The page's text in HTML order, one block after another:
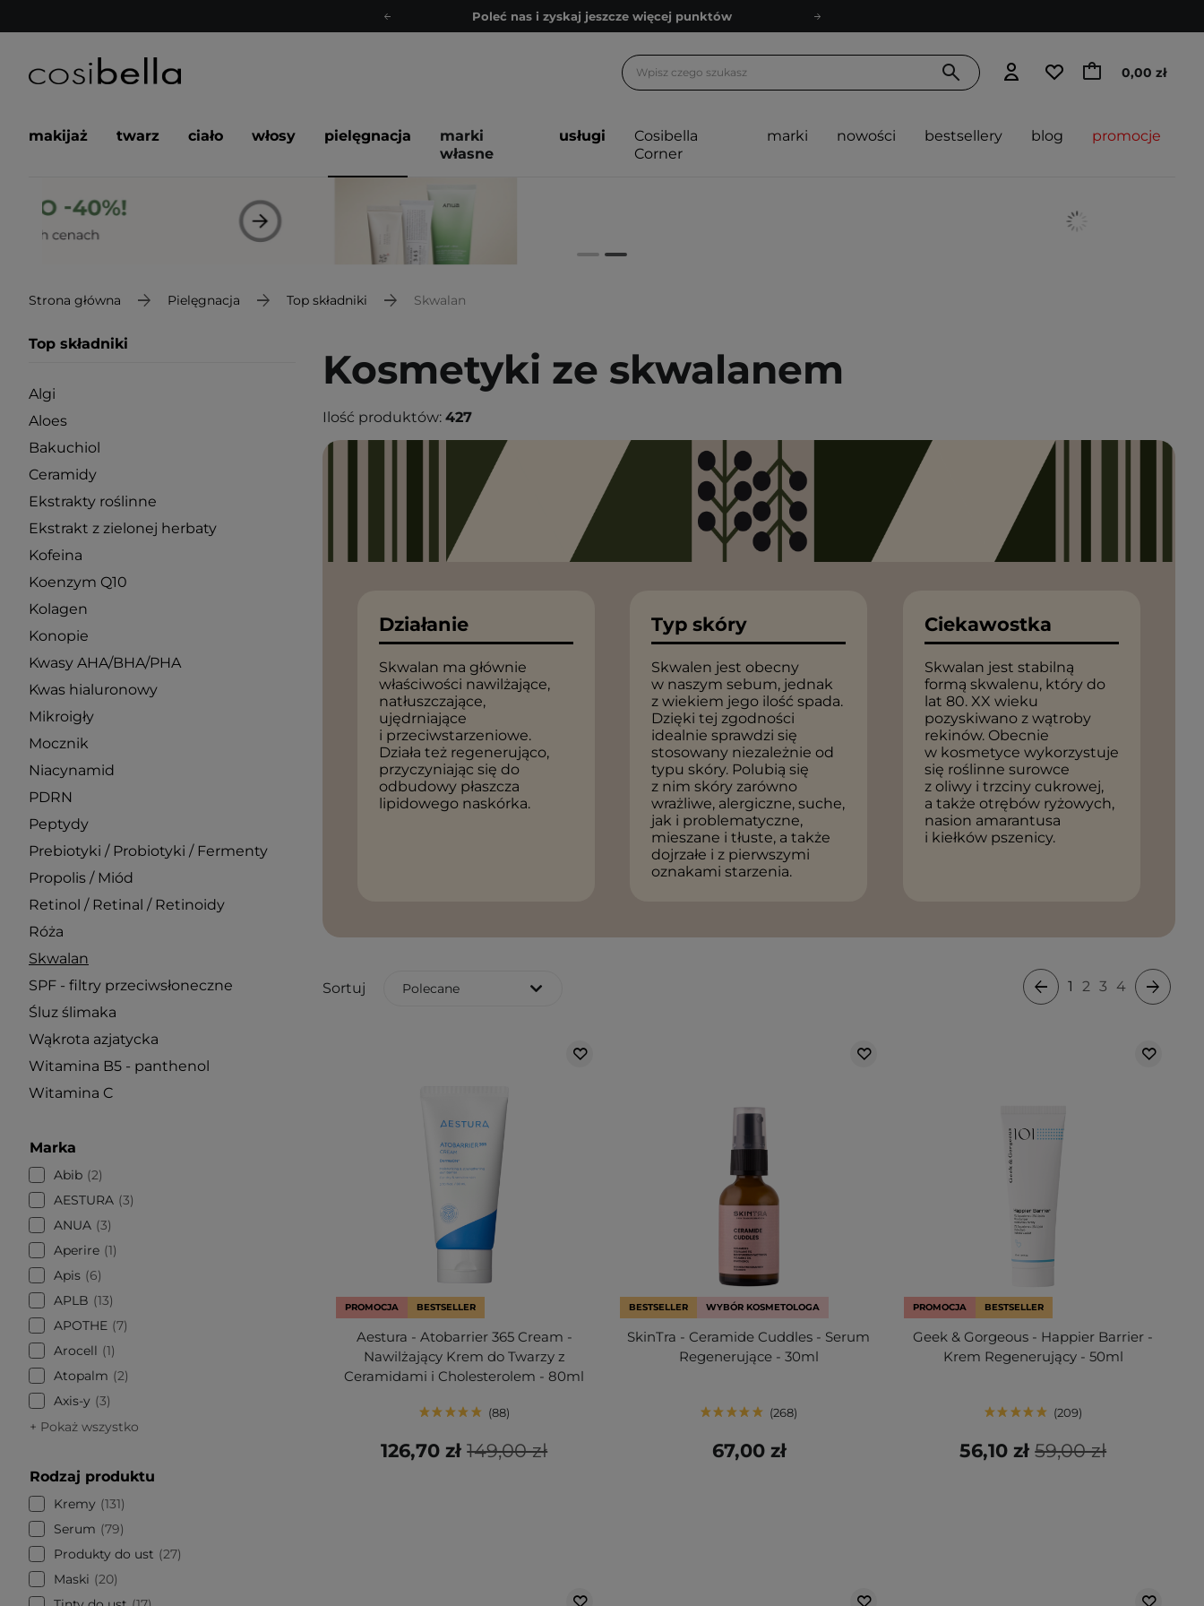
Poleć nas i zyskaj jeszcze więcej punktów
Bezpłatne konsultacje kosmetologiczne
Poleć nas i zyskaj jeszcze więcej punktów
0,00 zł
makijaż twarz ciało włosy pielęgnacja
marki
własne
usługi
Cosibella
Corner
marki nowości bestsellery blog promocje
Strona główna Pielęgnacja Top składniki Skwalan
Top składniki
Algi
Aloes
Bakuchiol
Ceramidy
Ekstrakty roślinne
Ekstrakt z zielonej herbaty
Kofeina
Koenzym Q10
Kolagen
Konopie
Kwasy AHA/BHA/PHA
Kwas hialuronowy
Mikroigły
Mocznik
Niacynamid
PDRN
Peptydy
Prebiotyki / Probiotyki / Fermenty
Propolis / Miód
Retinol / Retinal / Retinoidy
Róża
Skwalan
SPF - filtry przeciwsłoneczne
Śluz ślimaka
Wąkrota azjatycka
Witamina B5 - panthenol
Witamina C
Marka
Abib 2
AESTURA 3
ANUA 3
Aperire 1
Apis
6
APLB
13
APOTHE 7
Arocell
1
Atopalm
2
Axis-y
3
+ Pokaż wszystko
Rodzaj produktu
Kremy
131
Serum
79
Produkty do ust
27
Maski
20
Kosmetyki ze skwalanem
Ilość produktów: 427
Działanie
Skwalan ma głównie
właściwości nawilżające,
natłuszczające,
ujędrniające
i przeciwstarzeniowe.
Działa też regenerująco,
przyczyniając się do
odbudowy płaszcza
lipidowego naskórka.
Typ skóry
Skwalen jest obecny
w naszym sebum, jednak
z wiekiem jego ilość spada.
Dzięki tej zgodności
idealnie sprawdzi się
stosowany niezależnie od
typu skóry. Polubią się
z nim skóry zarówno
wrażliwe, alergiczne, suche,
jak i problematyczne,
mieszane i tłuste, a także
dojrzałe i z pierwszymi
oznakami starzenia.
Ciekawostka
Skwalan jest stabilną
formą skwalenu, który do
lat 80. XX wieku
pozyskiwano z wątroby
rekinów. Obecnie
w kosmetyce wykorzystuje
się roślinne surowce
z oliwy i trzciny cukrowej,
a także otrębów ryżowych,
nasion amarantusa
i kiełków pszenicy.
Sortuj Polecane 1 2 3 4
PROMOCJA BESTSELLER
Aestura - Atobarrier 365 Cream -
Nawilżający Krem do Twarzy z
Ceramidami i Cholesterolem - 80ml
88
149,00 zł
126,70 zł
BESTSELLER WYBÓR KOSMETOLOGA
SkinTra - Ceramide Cuddles - Serum
Regenerujące - 30ml
268
67,00 zł
PROMOCJA BESTSELLER
Geek & Gorgeous - Happier Barrier -
Krem Regenerujący - 50ml
209
59,00 zł
56,10 zł